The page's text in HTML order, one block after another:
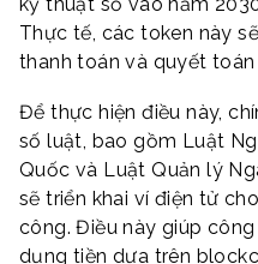
Thực tế, các token này
thanh toán và quyết toán
Để thực hiện điều này,
số luật, bao gồm Luật
Quốc và Luật Quản lý
sẽ triển khai ví điện tử
công. Điều này giúp
dụng tiền dựa trên